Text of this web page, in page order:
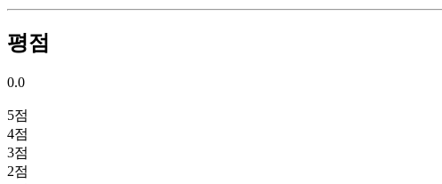
평점
0.0
5점
4점
3점
2점